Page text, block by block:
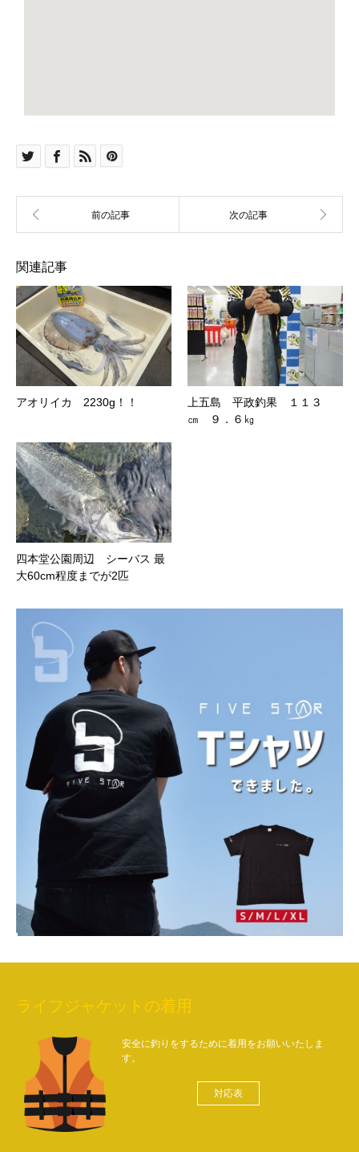
関連記事
アオリイカ 2230g！！
上五島 平政釣果 １１３
㎝ ９．６㎏
四本堂公園周辺 シーバス 最
大60cm程度までが2匹
ライフジャケットの着用
安全に釣りをするために着用をお願いいたしま
す。
対応表